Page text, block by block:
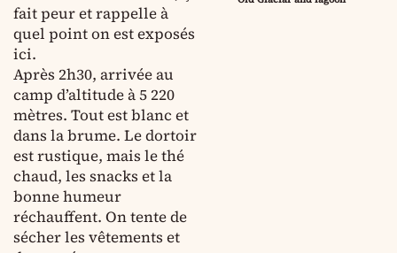
fait peur et rappelle à
quel point on est exposés
ici.
Après 2h30, arrivée au
camp d’altitude à 5 220
mètres. Tout est blanc et
dans la brume. Le dortoir
est rustique, mais le thé
chaud, les snacks et la
bonne humeur
réchauffent. On tente de
sécher les vêtements et